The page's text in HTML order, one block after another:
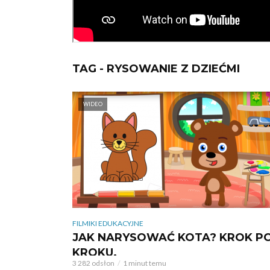
TAG - RYSOWANIE Z DZIEĆMI
WIDEO
FILMIKI EDUKACYJNE
JAK NARYSOWAĆ KOTA? KROK
KROKU.
3 282 odsłon 1 minut temu